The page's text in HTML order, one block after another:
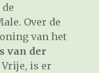
Over de
van het
van der
Vrije, is er